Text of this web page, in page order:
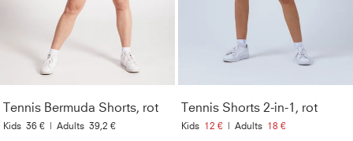
Tennis Bermuda Shorts, rot
Kids 36 € | Adults 39,2 €
Tennis Shorts 2-in-1, rot
Kids 12 € | Adults 18 €